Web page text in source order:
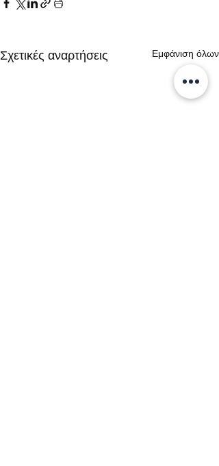
Σχετικές αναρτήσεις Εμφάνιση όλων